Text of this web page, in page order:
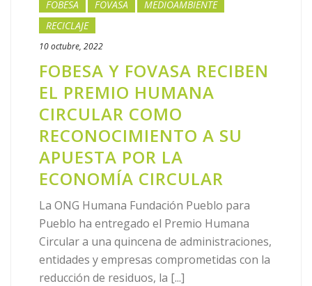
FOBESA FOVASA
MEDIOAMBIENTE
RECICLAJE
10 octubre, 2022
FOBESA Y FOVASA RECIBEN
EL PREMIO HUMANA
CIRCULAR COMO
RECONOCIMIENTO A SU
APUESTA POR LA
ECONOMÍA CIRCULAR
La ONG Humana Fundación Pueblo para
Pueblo ha entregado el Premio Humana
Circular a una quincena de administraciones,
entidades y empresas comprometidas con la
reducción de residuos, la [...]